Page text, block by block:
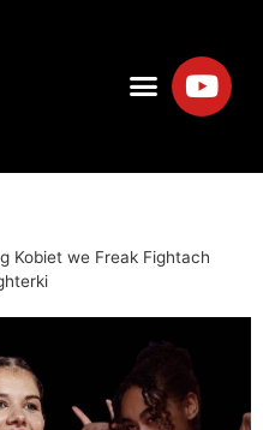
Kobiet we Freak Fightach